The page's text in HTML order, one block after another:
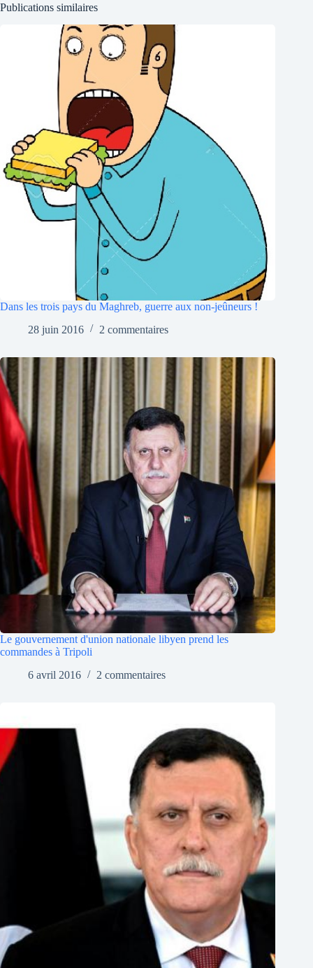
Publications similaires
Dans les trois pays du Maghreb, guerre aux non-jeûneurs !
28 juin 2016
2 commentaires
Le gouvernement d'union nationale libyen prend les
commandes à Tripoli
6 avril 2016
2 commentaires